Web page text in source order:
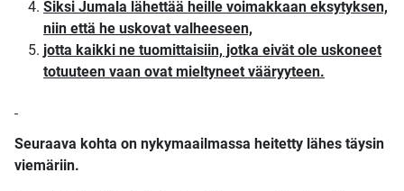
Siksi Jumala lähettää heille voimakkaan eksytyksen,
niin että he uskovat valheeseen,
jotta kaikki ne tuomittaisiin, jotka eivät ole uskoneet
totuuteen vaan ovat mieltyneet vääryyteen.
Seuraava kohta on nykymaailmassa heitetty lähes täysin
viemäriin.